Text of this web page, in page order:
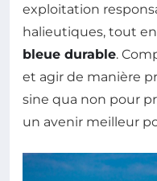
exploitation
halieutiques, tout
bleue durable.
et agir de manière
sine qua non pour
un avenir meilleur